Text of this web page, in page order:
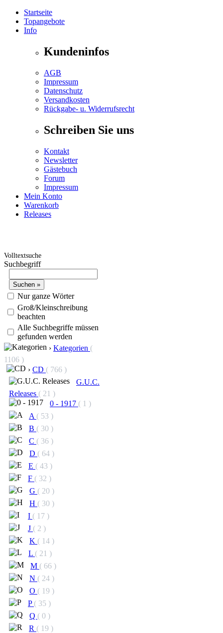
Startseite
Topangebote
Info
Kundeninfos
AGB
Impressum
Datenschutz
Versandkosten
Rückgabe- u. Widerrufsrecht
Schreiben Sie uns
Kontakt
Newsletter
Gästebuch
Forum
Impressum
Mein Konto
Warenkorb
Releases
Volltextsuche
Suchbegriff
Nur ganze Wörter
Groß/Kleinschreibung
beachten
Alle Suchbegriffe müssen
gefunden werden
› Kategorien (
1106 )
› CD ( 766 )
G.U.C.
Releases ( 21 )
0 - 1917 ( 1 )
A ( 53 )
B ( 30 )
C ( 36 )
D ( 64 )
E ( 43 )
F ( 32 )
G ( 20 )
H ( 30 )
I ( 17 )
J ( 2 )
K ( 14 )
L ( 21 )
M ( 66 )
N ( 24 )
O ( 19 )
P ( 35 )
Q ( 0 )
R ( 19 )